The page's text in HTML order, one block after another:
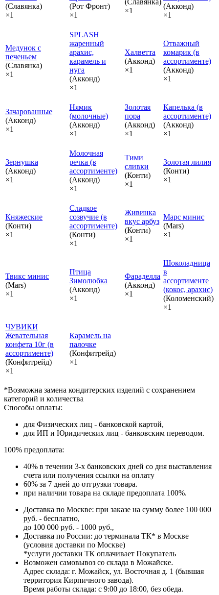
(Славянка)
×1
(Рот Фронт)
×1
×1
(Акконд)
×1
Медунок с
печеньем
(Славянка)
×1
SPLASH
жаренный
арахис,
карамель и
нуга
(Акконд)
×1
Халветта
(Акконд)
×1
Отважный
комарик (в
ассортименте)
(Акконд)
×1
Зачарованные
(Акконд)
×1
Нямик
(молочные)
(Акконд)
×1
Золотая
пора
(Акконд)
×1
Капелька (в
ассортименте)
(Акконд)
×1
Зернушка
(Акконд)
×1
Молочная
речка (в
ассортименте)
(Акконд)
×1
Тими
сливки
(Конти)
×1
Золотая лилия
(Конти)
×1
Княжеские
(Конти)
×1
Сладкое
созвучие (в
ассортименте)
(Конти)
×1
Живинка
вкус арбуз
(Конти)
×1
Марс минис
(Mars)
×1
Твикс минис
(Mars)
×1
Птица
Зимолюбка
(Акконд)
×1
Фараделла
(Акконд)
×1
Шоколадница
в
ассортименте
(кокос, арахис)
(Коломенский)
×1
ЧУВИКИ
Жевательная
конфета 10г (в
ассортименте)
(Конфитрейд)
×1
Карамель на
палочке
(Конфитрейд)
×1
*Возможна замена кондитерских изделий с сохранением
категорий и количества
Способы оплаты:
для Физических лиц - банковской картой,
для ИП и Юридических лиц - банковским переводом.
100% предоплата:
40% в течении 3-х банковских дней со дня выставления
счета или получения ссылки на оплату
60% за 7 дней до отгрузки товара.
при наличии товара на складе предоплата 100%.
Доставка по Москве: при заказе на сумму более 100 000
руб. - бесплатно,
до 100 000 руб. - 1000 руб.,
Доставка по России: до терминала ТК* в Москве
(условия доставки по Москве)
*услуги доставки ТК оплачивает Покупатель
Возможен самовывоз со склада в Можайске.
Адрес склада: г. Можайск, ул. Восточная д. 1 (бывшая
территория Кирпичного завода).
Время работы склада: с 9:00 до 18:00, без обеда.